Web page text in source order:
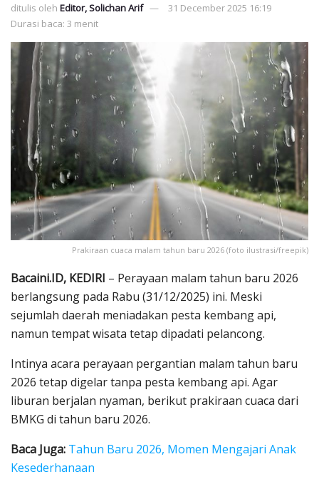
ditulis oleh Editor, Solichan Arif
31 December 2025 16:19
Durasi baca: 3 menit
Prakiraan cuaca malam tahun baru 2026 (foto ilustrasi/freepik)
Bacaini.ID, KEDIRI – Perayaan malam tahun baru 2026
berlangsung pada Rabu (31/12/2025) ini. Meski
sejumlah daerah meniadakan pesta kembang api,
namun tempat wisata tetap dipadati pelancong.
Intinya acara perayaan pergantian malam tahun baru
2026 tetap digelar tanpa pesta kembang api. Agar
liburan berjalan nyaman, berikut prakiraan cuaca dari
BMKG di tahun baru 2026.
Baca Juga: Tahun Baru 2026, Momen Mengajari Anak
Kesederhanaan